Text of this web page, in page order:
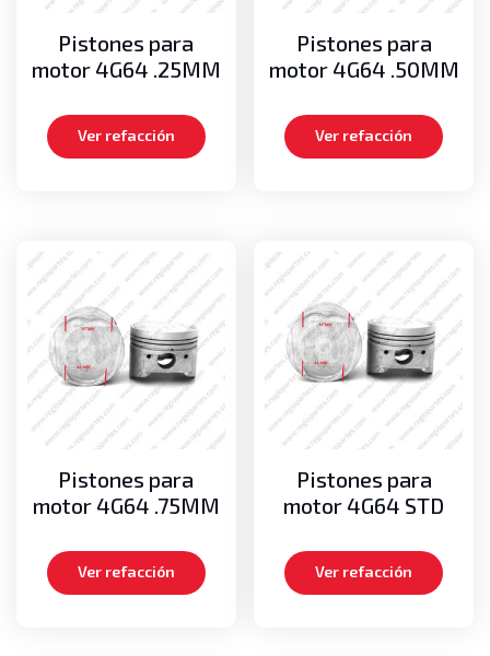
Pistones para
motor 4G64 .25MM
Ver refacción
Pistones para
motor 4G64 .50MM
Ver refacción
Pistones para
motor 4G64 .75MM
Ver refacción
Pistones para
motor 4G64 STD
Ver refacción